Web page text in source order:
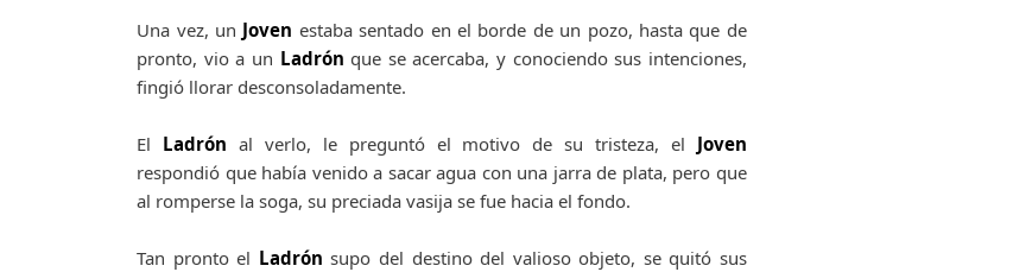
Una vez, un Joven estaba sentado en el borde de un pozo, hasta que de
pronto, vio a un Ladrón que se acercaba, y conociendo sus intenciones,
fingió llorar desconsoladamente.
El Ladrón al verlo, le preguntó el motivo de su tristeza, el Joven
respondió que había venido a sacar agua con una jarra de plata, pero que
al romperse la soga, su preciada vasija se fue hacia el fondo.
Tan pronto el Ladrón supo del destino del valioso objeto, se quitó sus